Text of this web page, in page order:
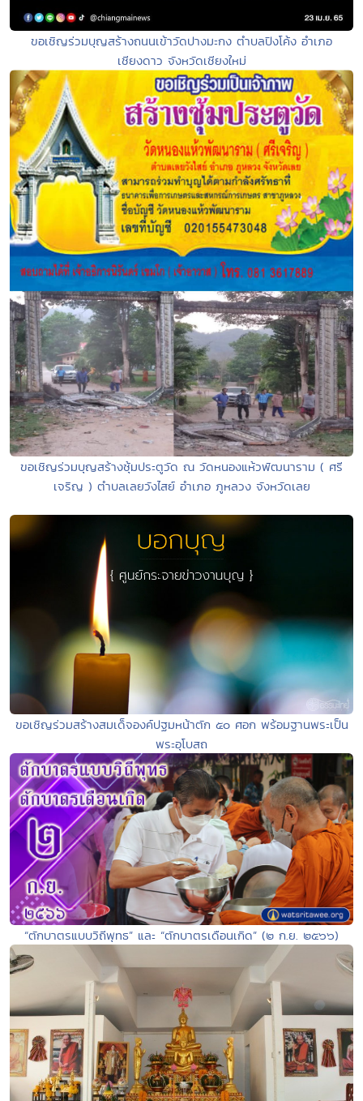
ขอเชิญร่วมบุญสร้างถนนเข้าวัดปางมะกง ตำบลปิงโค้ง อำเภอ
เชียงดาว จังหวัดเชียงใหม่
ขอเชิญร่วมบุญสร้างซุ้มประตูวัด ณ วัดหนองแห้วพัฒนาราม ( ศรี
เจริญ ) ตำบลเลยวังไสย์ อำเภอ ภูหลวง จังหวัดเลย
ขอเชิญร่วมสร้างสมเด็จองค์ปฐมหน้าตัก ๕๐ ศอก พร้อมฐานพระเป็น
พระอุโบสถ
“ตักบาตรแบบวิถีพุทธ” และ “ตักบาตรเดือนเกิด” (๒ ก.ย. ๒๕๖๖)